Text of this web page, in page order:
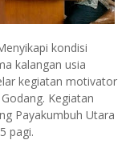
kondisi
kalangan usia
kegiatan motivator
Kegiatan
Payakumbuh Utara
pagi.